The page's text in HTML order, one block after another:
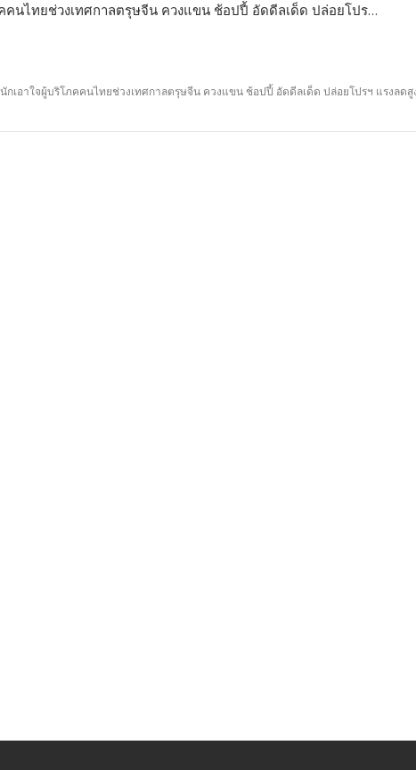
คนไทยช่วงเทศกาลตรุษจีน ควงแขน ช้อปปี้ อัดดีลเด็ด ปล่อยโปร…
กเอาใจผู้บริโภคคนไทยช่วงเทศกาลตรุษจีน ควงแขน ช้อปปี้ อัดดีลเด็ด ปล่อยโปรฯ แรงลด